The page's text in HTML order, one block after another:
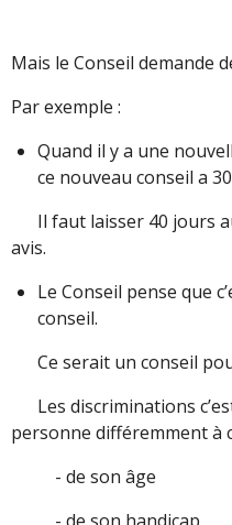
Mais le Conseil demande
Par exemple :
Quand il y a une
ce nouveau conseil a
Il faut laisser 40 jours
avis.
Le Conseil pense que
conseil.
Ce serait un conseil
Les discriminations
personne différemment à
- de son âge
- de son handicap